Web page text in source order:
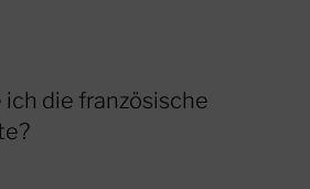
die französische